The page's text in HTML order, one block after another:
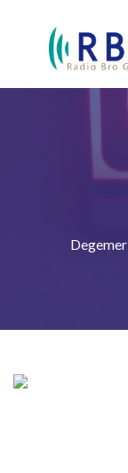
Degemer